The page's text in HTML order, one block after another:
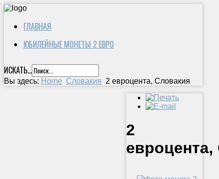
ГЛАВНАЯ
ЮБИЛЕЙНЫЕ МОНЕТЫ 2 ЕВРО
ИСКАТЬ...
Вы здесь: Home Словакия 2 евроцента, Словакия
2